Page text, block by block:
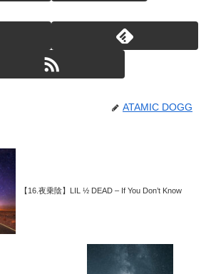
ATAMIC DOGG
【16.夜乗陰】LIL ½ DEAD – If You Don’t Know